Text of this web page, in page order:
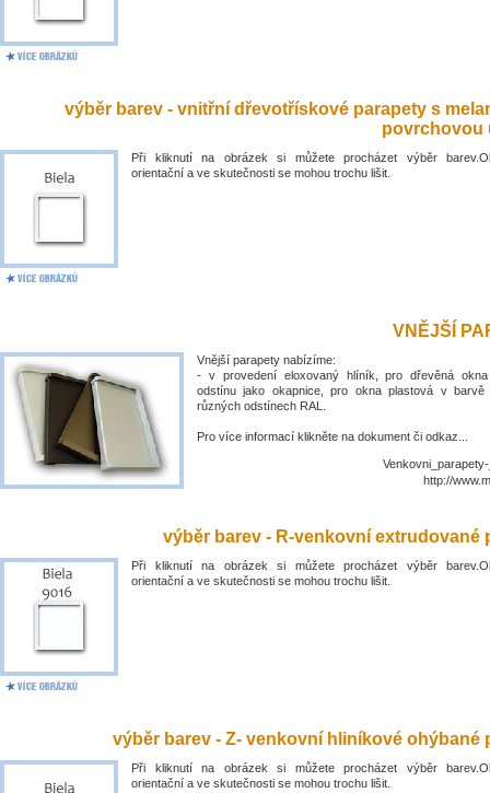
výběr barev - vnitřní dřevotřískové parapety s
povrchovou
Při kliknutí na obrázek si můžete procházet výběr
orientační a ve skutečnosti se mohou trochu lišit.
VNĚJŠÍ
Vnější parapety nabízíme:
- v provedení eloxovaný hlíník, pro dřevěná
odstínu jako okapnice, pro okna plastová v
různých odstínech RAL.
Pro více informací klikněte na dokument či odkaz...
http://
výběr barev - R-venkovní extrudované
Při kliknutí na obrázek si můžete procházet výběr
orientační a ve skutečnosti se mohou trochu lišit.
výběr barev - Z- venkovní hliníkové ohýbané
Při kliknutí na obrázek si můžete procházet výběr
orientační a ve skutečnosti se mohou trochu lišit.